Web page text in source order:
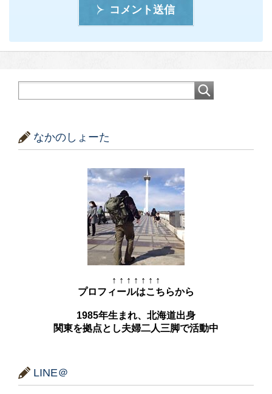
コメント送信
なかのしょーた
↑ ↑ ↑ ↑ ↑ ↑ ↑
プロフィールはこちらから
1985年生まれ、北海道出身
関東を拠点とし夫婦二人三脚で活動中
LINE＠